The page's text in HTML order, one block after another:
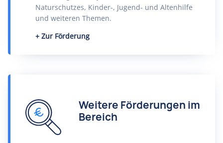
Naturschutzes, Kinder-, Jugend- und Altenhilfe
und weiteren Themen.
Zur Förderung
Weitere Förderungen im
Bereich